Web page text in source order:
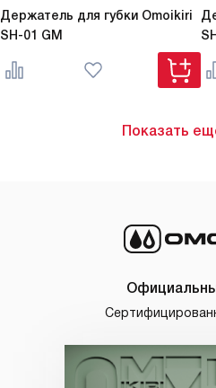
Держатель для губки Omoikiri
SH-01 GM
Показать